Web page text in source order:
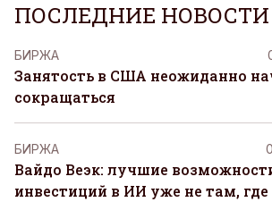
ПОСЛЕДНИЕ НОВОСТИ
БИРЖА
Занятость в США неожиданно
сокращаться
БИРЖА
Вайдо Веэк: лучшие
инвестиций в ИИ уже не там,